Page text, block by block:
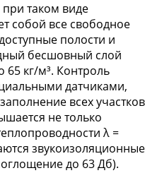
таком виде
собой все свободное
полости и
бесшовный слой
65 кг/м³. Контроль
датчиками,
всех участков
не только
λ =
звукоизоляционные
до 63 Дб).